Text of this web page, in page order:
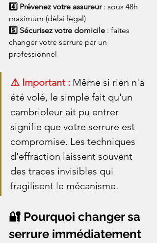
4️⃣ Prévenez votre assureur : sous 48h
maximum (délai légal)
5️⃣ Sécurisez votre domicile : faites
changer votre serrure par un
professionnel
⚠️ Important : Même si rien n'a
été volé, le simple fait qu'un
cambrioleur ait pu entrer
signifie que votre serrure est
compromise. Les techniques
d'effraction laissent souvent
des traces invisibles qui
fragilisent le mécanisme.
🔐 Pourquoi changer sa
serrure immédiatement